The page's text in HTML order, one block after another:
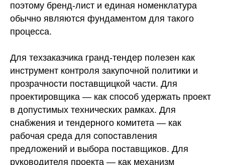
поэтому бренд-лист и единая номенклатура
обычно являются фундаментом для такого
процесса.
Для техзаказчика гранд-тендер полезен как
инструмент контроля закупочной политики и
прозрачности поставщицкой части. Для
проектировщика — как способ удержать проект
в допустимых технических рамках. Для
снабжения и тендерного комитета — как
рабочая среда для сопоставления
предложений и выбора поставщиков. Для
руководителя проекта — как механизм